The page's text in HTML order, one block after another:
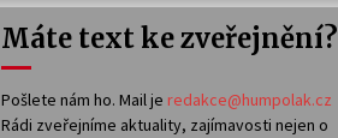
Máte text ke zveřejnění?
Pošlete nám ho. Mail je redakce@humpolak.cz
Rádi zveřejníme aktuality, zajímavosti nejen o